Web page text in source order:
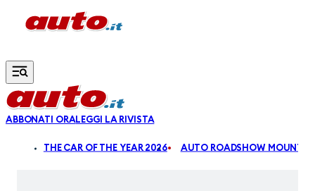
Vai al contenuto principale
ABBONATI ORALEGGI LA RIVISTA
THE CAR OF THE YEAR 2026 AUTO ROADSHOW